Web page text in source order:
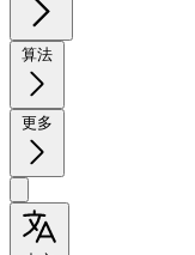
算法
更多